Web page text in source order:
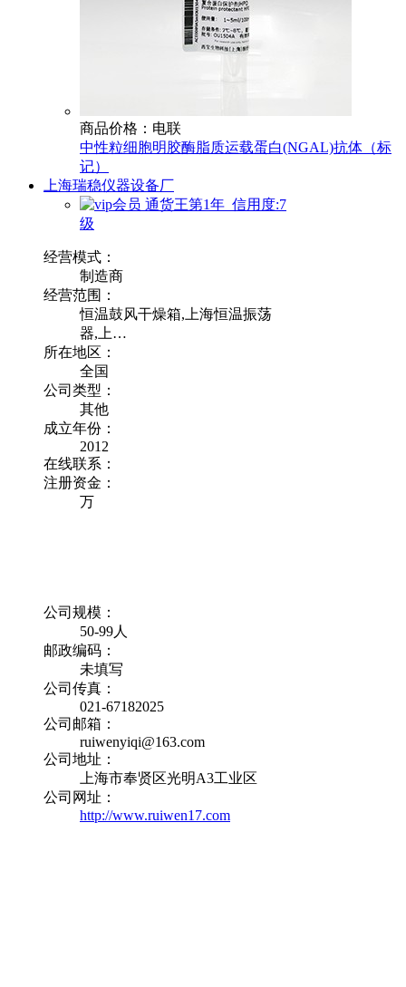
商品价格：电联
中性粒细胞明胶酶脂质运载蛋白(NGAL)抗体（标
记）
上海瑞稳仪器设备厂
通货王第1年 信用度:7
级
经营模式：
制造商
经营范围：
恒温鼓风干燥箱,上海恒温振荡
器,上…
所在地区：
全国
公司类型：
其他
成立年份：
2012
在线联系：
注册资金：
万
公司规模：
50-99人
邮政编码：
未填写
公司传真：
021-67182025
公司邮箱：
ruiwenyiqi@163.com
公司地址：
上海市奉贤区光明A3工业区
公司网址：
http://www.ruiwen17.com